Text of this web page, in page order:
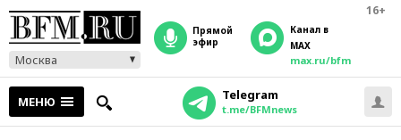
16+
Москва
прямой
эфир
Канал в
MAX
max.ru/bfm
МЕНЮ Telegram
t.me/BFMnews